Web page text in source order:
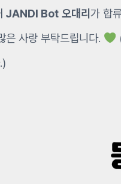
JANDI Bot 오대리 가 합
은 사랑 부탁드립니다.